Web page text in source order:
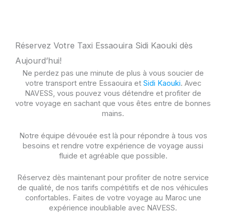
Réservez Votre Taxi Essaouira Sidi Kaouki dès
Aujourd’hui!
Ne perdez pas une minute de plus à vous soucier de
votre transport entre Essaouira et Sidi Kaouki. Avec
NAVESS, vous pouvez vous détendre et profiter de
votre voyage en sachant que vous êtes entre de bonnes
mains.
Notre équipe dévouée est là pour répondre à tous vos
besoins et rendre votre expérience de voyage aussi
fluide et agréable que possible.
Réservez dès maintenant pour profiter de notre service
de qualité, de nos tarifs compétitifs et de nos véhicules
confortables. Faites de votre voyage au Maroc une
expérience inoubliable avec NAVESS.